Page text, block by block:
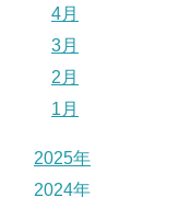
4月
3月
2月
1月
2025年
2024年